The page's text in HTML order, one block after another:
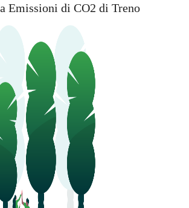
Emissioni di CO2 di Treno